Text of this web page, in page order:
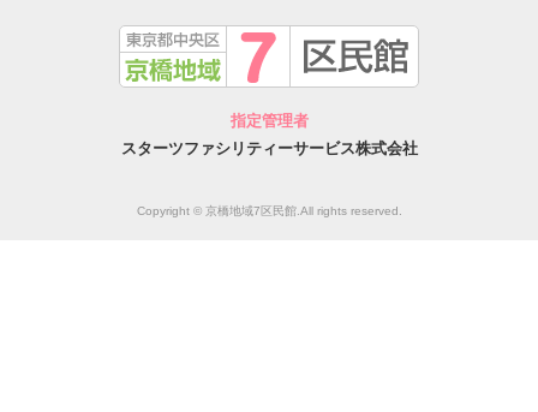
指定管理者
スターツファシリティーサービス株式会社
Copyright © 京橋地域7区民館.All rights reserved.